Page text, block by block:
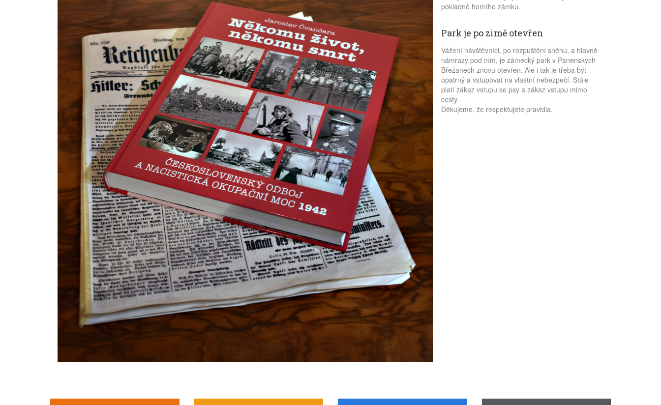
pokladně horního zámku.
Park je po zimě otevřen
Vážení návštěvníci, po rozpuštění sněhu, a hlavně
námrazy pod ním, je zámecký park v Panenských
Břežanech znovu otevřen. Ale i tak je třeba být
opatrný a vstupovat na vlastní nebezpečí. Stále
platí zákaz vstupu se psy a zákaz vstupu mimo
cesty.
Děkujeme, že respektujete pravidla.